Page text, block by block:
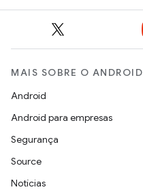
MAIS SOBRE O ANDROID
Android
Android para empresas
Segurança
Source
Notícias